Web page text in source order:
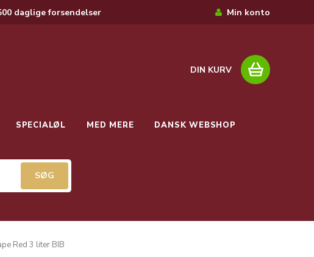
daglige forsendelser Min konto
DIN KURV
SPECIALØL MED MERE DANSK WEBSHOP
Red 3 liter BIB